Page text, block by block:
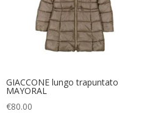
GIACCONE lungo trapuntato
MAYORAL
€80.00